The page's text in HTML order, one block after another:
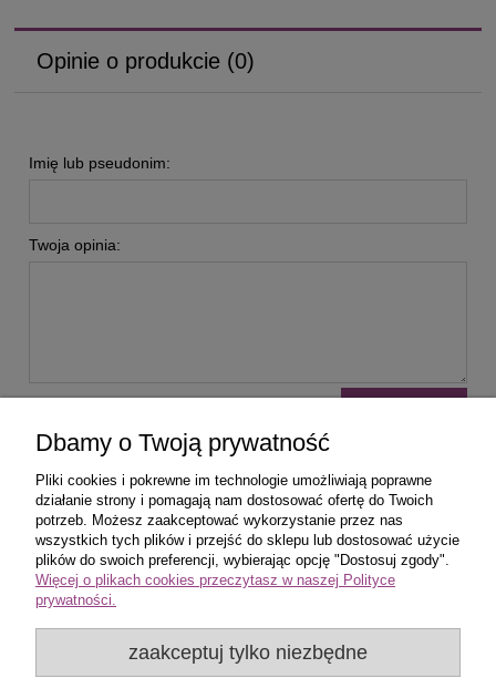
Opinie o produkcie (0)
Imię lub pseudonim:
Twoja opinia:
Zakupy
Popularne produkty
Dbamy o Twoją prywatność
Pliki cookies i pokrewne im technologie umożliwiają poprawne
działanie strony i pomagają nam dostosować ofertę do Twoich
potrzeb. Możesz zaakceptować wykorzystanie przez nas
wszystkich tych plików i przejść do sklepu lub dostosować użycie
plików do swoich preferencji, wybierając opcję "Dostosuj zgody".
Więcej o plikach cookies przeczytasz w naszej Polityce
prywatności.
zaakceptuj tylko niezbędne